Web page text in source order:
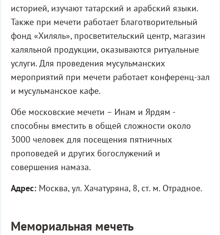
историей, изучают татарский и арабский языки.
Также при мечети работает Благотворительный
фонд «Хиляль», просветительский центр, магазин
халяльной продукции, оказываются ритуальные
услуги. Для проведения мусульманских
мероприятий при мечети работает конференц-зал
и мусульманское кафе.
Обе московские мечети – Инам и Ярдям -
способны вместить в общей сложности около
3000 человек для посещения пятничных
проповедей и других богослужений и
совершения намаза.
Адрес:Москва, ул. Хачатуряна, 8, ст. м. Отрадное.
Мемориальная мечеть